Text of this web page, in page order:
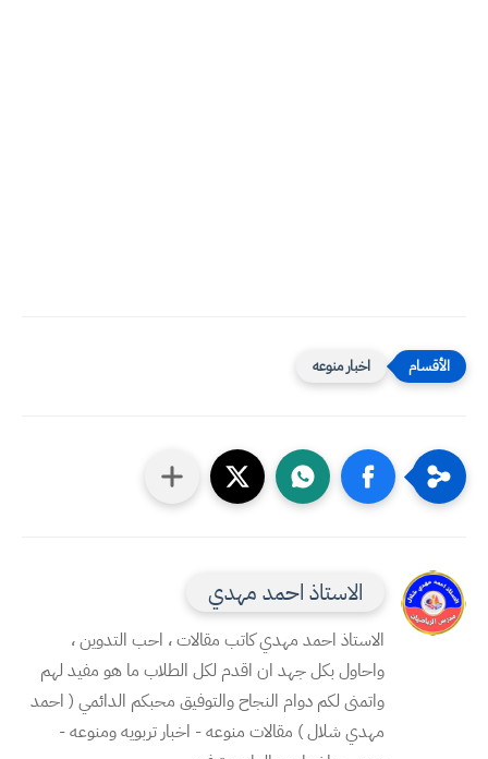
اخبار منوعه
الاستاذ احمد مهدي
الاستاذ احمد مهدي كاتب مقالات ، احب التدوين ،
واحاول بكل جهد ان اقدم لكل الطلاب ما هو مفيد لهم
واتمنى لكم دوام النجاح والتوفيق محبكم الدائمي ( احمد
مهدي شلال ) مقالات منوعه - اخبار تربويه ومنوعه -